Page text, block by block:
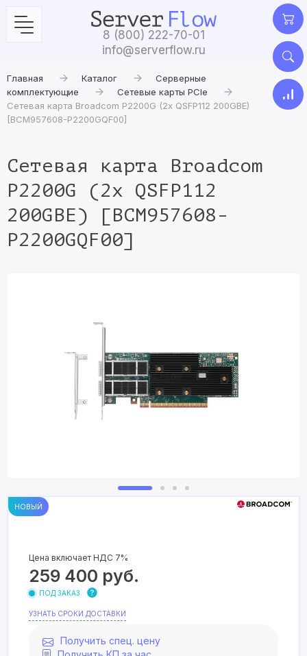
8 (800) 222-70-01
info@serverflow.ru
Главная Каталог
Серверные
комплектующие
Сетевые карты PCIe
Сетевая карта Broadcom P2200G (2x QSFP112 200GBE)
[BCM957608-P2200GQF00]
Сетевая карта Broadcom
P2200G (2x QSFP112
200GBE) [BCM957608-
P2200GQF00]
НОВЫЙ
Цена включает НДС 7%
259 400 руб.
ПОД ЗАКАЗ
УЗНАТЬ СРОКИ ДОСТАВКИ
Получить спец. цену